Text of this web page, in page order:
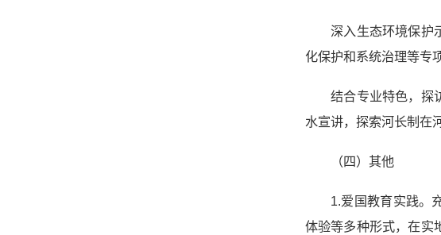
深入生态环境保护
化保护和系统治理等专
结合专业特色，探
水宣讲，探索河长制在
（四）其他
1.爱国教育实践。
体验等多种形式，在实